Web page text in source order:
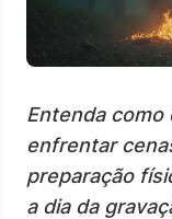
Entenda como
enfrentar
preparação
a dia da